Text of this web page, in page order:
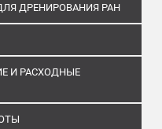
ДРЕНИРОВАНИЯ РАН
И РАСХОДНЫЕ